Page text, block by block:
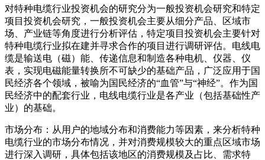
对特种电缆行业投资机会的研究分为一般投资机会研究和特定
项目投资机会研究，一般投资机会主要从细分产品、区域市
场、产业链等角度进行分析评估，特定项目投资机会主要针对
特种电缆行业拟在建并寻求合作的项目进行调研评估。电线电
缆是输送电（磁）能、传递信息和制造各种电机、仪器、仪
表，实现电磁能量转换所不可缺少的基础产品，广泛应用于国
民经济各个领域，被喻为国民经济的“血管”与“神经”。作为国
民经济中的配套行业，电线电缆行业是各产业（包括基础性产
业）的基础。
市场分布：从用户的地域分布和消费能力等因素，来分析特种
电缆行业的市场分布情况，并对消费规模较大的重点区域市场
进行深入调研，具体包括该地区的消费规模及占比、需求特